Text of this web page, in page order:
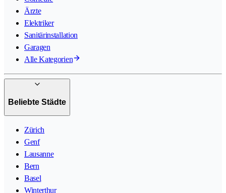
Ärzte
Elektriker
Sanitärinstallation
Garagen
Alle Kategorien
Beliebte Städte
Zürich
Genf
Lausanne
Bern
Basel
Winterthur